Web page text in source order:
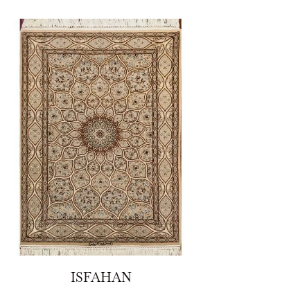
ISFAHAN